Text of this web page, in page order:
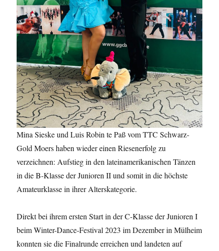
Mina Sieske und Luis Robin te Paß vom TTC Schwarz-
Gold Moers haben wieder einen Riesenerfolg zu
verzeichnen: Aufstieg in den lateinamerikanischen Tänzen
in die B-Klasse der Junioren II und somit in die höchste
Amateurklasse in ihrer Alterskategorie.
Direkt bei ihrem ersten Start in der C-Klasse der Junioren I
beim Winter-Dance-Festival 2023 im Dezember in Mülheim
konnten sie die Finalrunde erreichen und landeten auf